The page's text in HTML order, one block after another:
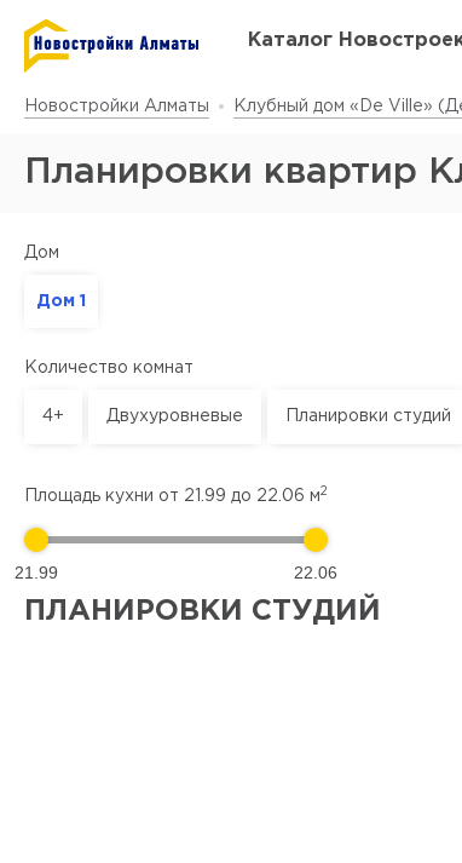
Каталог
Новостройки Алматы Клубный дом «De Ville»
Планировки квартир
Дом
Дом 1
Количество комнат
4+ Двухуровневые Планировки студий
Площадь кухни от 21.99 до 22.06 м2
21.99 22.06
ПЛАНИРОВКИ СТУДИЙ